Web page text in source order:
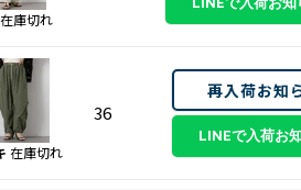
在庫切れ
在庫切れ
36
再入荷お知